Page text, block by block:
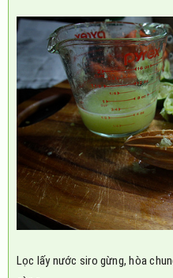
Lọc lấy nước siro gừng, hòa